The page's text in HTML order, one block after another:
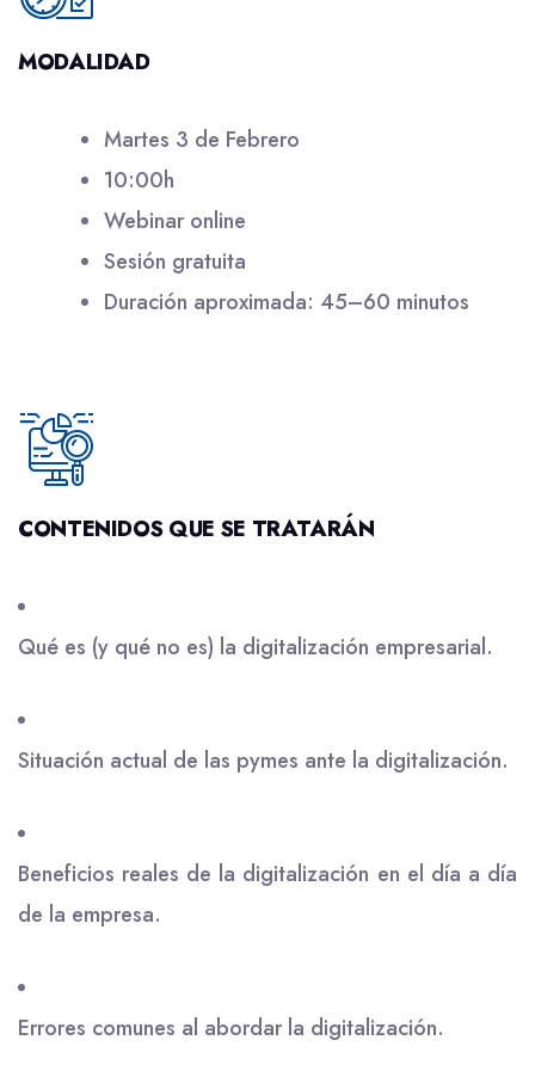
MODALIDAD
Martes 3 de Febrero
10:00h
Webinar online
Sesión gratuita
Duración aproximada: 45–60 minutos
CONTENIDOS QUE SE TRATARÁN
Qué es (y qué no es) la digitalización empresarial.
Situación actual de las pymes ante la digitalización.
Beneficios reales de la digitalización en el día a día
de la empresa.
Errores comunes al abordar la digitalización.